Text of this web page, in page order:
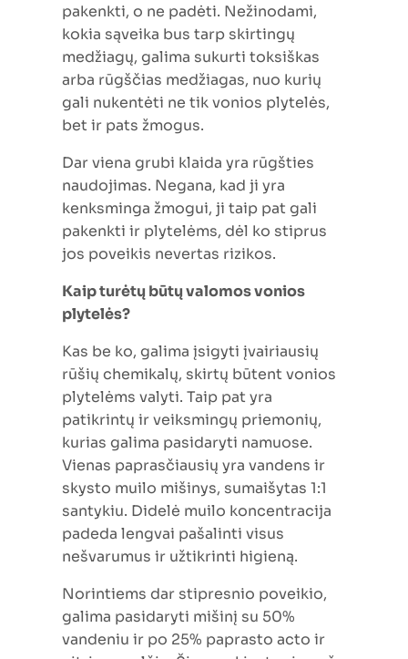
pakenkti, o ne padėti. Nežinodami,
kokia sąveika bus tarp skirtingų
medžiagų, galima sukurti toksiškas
arba rūgščias medžiagas, nuo kurių
gali nukentėti ne tik vonios plytelės,
bet ir pats žmogus.
Dar viena grubi klaida yra rūgšties
naudojimas. Negana, kad ji yra
kenksminga žmogui, ji taip pat gali
pakenkti ir plytelėms, dėl ko stiprus
jos poveikis nevertas rizikos.
Kaip turėtų būtų valomos vonios
plytelės?
Kas be ko, galima įsigyti įvairiausių
rūšių chemikalų, skirtų būtent vonios
plytelėms valyti. Taip pat yra
patikrintų ir veiksmingų priemonių,
kurias galima pasidaryti namuose.
Vienas paprasčiausių yra vandens ir
skysto muilo mišinys, sumaišytas 1:1
santykiu. Didelė muilo koncentracija
padeda lengvai pašalinti visus
nešvarumus ir užtikrinti higieną.
Norintiems dar stipresnio poveikio,
galima pasidaryti mišinį su 50%
vandeniu ir po 25% paprasto acto ir